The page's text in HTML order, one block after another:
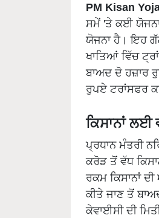
PM Kisan
ਸਮੇਂ 'ਤੇ ਕਈ
ਯੋਜਨਾ ਹੈ। ਇਹ
ਖਾਤਿਆਂ ਵਿੱਚ
ਬਾਅਦ ਦੋ ਹਜ਼ਾਰ
ਰੁਪਏ ਟਰਾਂਸਫਰ
ਕਿਸਾਨਾਂ ਲਈ
ਪ੍ਰਧਾਨ ਮੰਤਰੀ
ਕਰੋੜ ਤੋਂ ਵੱਧ
ਰਕਮ ਕਿਸਾਨਾਂ
ਕੀਤੇ ਜਾਣ ਤੋਂ
ਕੇਵਾਈਸੀ ਦੀ